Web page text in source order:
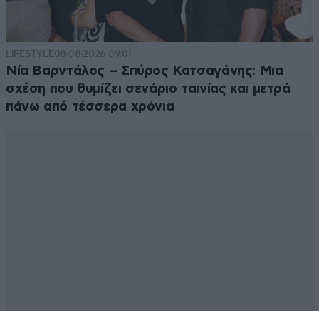
LIFESTYLE08·08·2026 09:01
Νία Βαρντάλος – Σπύρος Κατσαγάνης: Μια
σχέση που θυμίζει σενάριο ταινίας και μετρά
πάνω από τέσσερα χρόνια